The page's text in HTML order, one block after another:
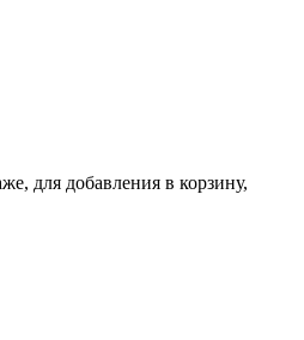
для добавления в корзину,